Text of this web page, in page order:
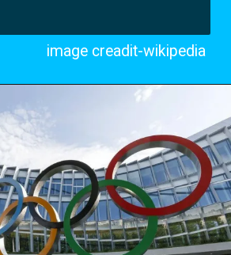
image creadit-wikipedia